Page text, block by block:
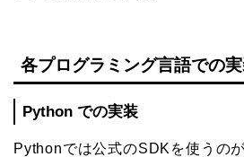
各プログラミング言語での実
Python での実装
Pythonでは公式のSDKを使うの